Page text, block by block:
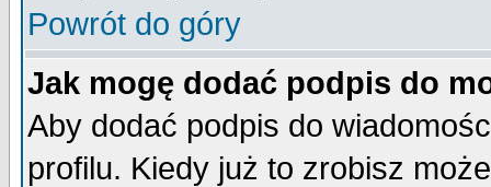
Powrót do góry
Jak mogę dodać podpis do
Aby dodać podpis do
profilu. Kiedy już to zrobisz